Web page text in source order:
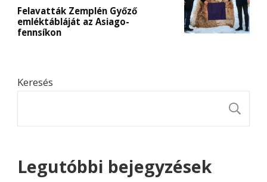
Felavatták Zemplén Győző
emléktábláját az Asiago-
fennsíkon
Keresés
Legutóbbi bejegyzések